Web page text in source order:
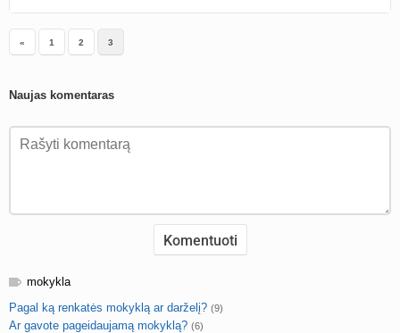
« 1 2 3
Naujas komentaras
mokykla
Pagal ką renkatės mokyklą ar darželį? (9)
Ar gavote pageidaujamą mokyklą? (6)